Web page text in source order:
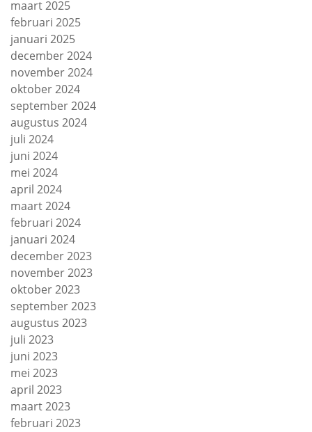
maart 2025
februari 2025
januari 2025
december 2024
november 2024
oktober 2024
september 2024
augustus 2024
juli 2024
juni 2024
mei 2024
april 2024
maart 2024
februari 2024
januari 2024
december 2023
november 2023
oktober 2023
september 2023
augustus 2023
juli 2023
juni 2023
mei 2023
april 2023
maart 2023
februari 2023